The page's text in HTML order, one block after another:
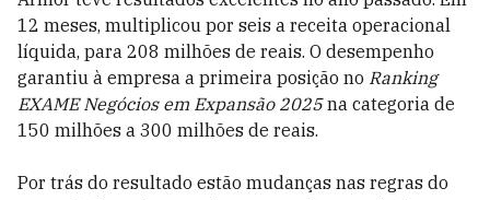
12 meses, multiplicou por seis a receita operacional
líquida, para 208 milhões de reais. O desempenho
garantiu à empresa a primeira posição no Ranking
EXAME­ Negócios em Expansão 2025na categoria de
150 milhões a 300 milhões de reais.
Por trás do resultado estão mudanças nas regras do